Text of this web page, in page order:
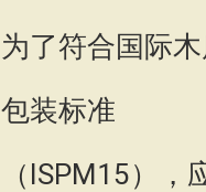
为了符合国际
包装标准
（ISPM15），